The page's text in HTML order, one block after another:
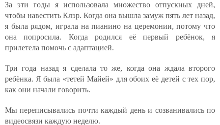
За эти годы я использовала множество отпускных дней,
чтобы навестить Клэр. Когда она вышла замуж пять лет назад,
я была рядом, играла на пианино на церемонии, потому что
она попросила. Когда родился её первый ребёнок, я
прилетела помочь с адаптацией.
Три года назад я сделала то же, когда она ждала второго
ребёнка. Я была «тетей Майей» для обоих её детей с тех пор,
как они начали говорить.
Мы переписывались почти каждый день и созванивались по
видеосвязи каждую неделю.